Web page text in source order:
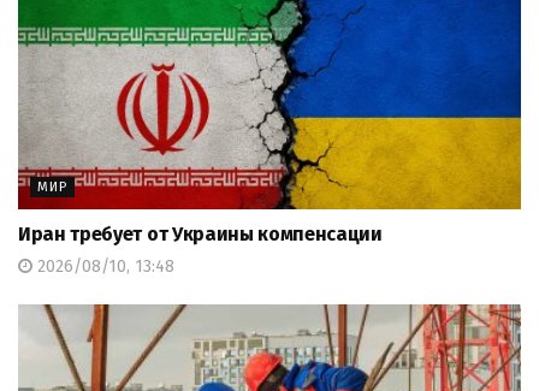
МИР
Иран требует от Украины компенсации
2026/08/10, 13:48